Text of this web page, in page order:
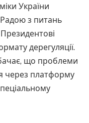
України
Радою з питань
дерегуляції.
що проблеми
через платформу